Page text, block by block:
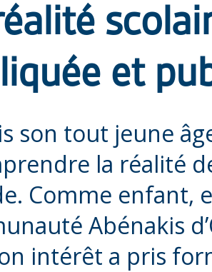
et
son tout jeune
la réalité
Comme enfant,
Abénakis
intérêt a pris